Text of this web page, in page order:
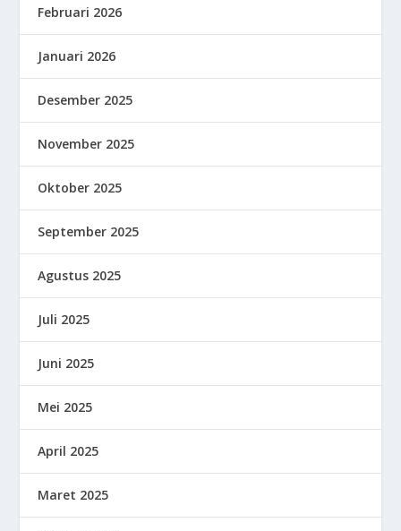
Februari 2026
Januari 2026
Desember 2025
November 2025
Oktober 2025
September 2025
Agustus 2025
Juli 2025
Juni 2025
Mei 2025
April 2025
Maret 2025